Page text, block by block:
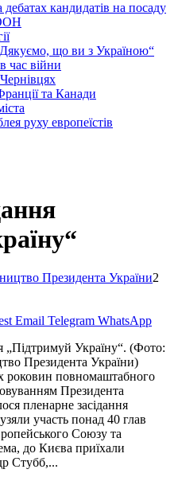
кандидатів на посаду
що ви з Україною“
час війни
та Канади
руху европеїстів
Президента України2
Email Telegram WhatsApp
„Підтримуй Україну“. (Фото:
Президента України)
роковин повномаштабного
Президента
пленарне засідання
участь понад 40 глав
Союзу та
до Києва приїхали
Стубб,...